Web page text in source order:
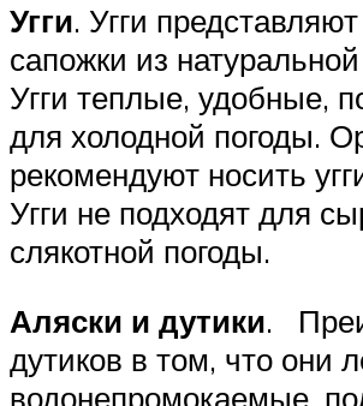
Угги. Угги
сапожки из
Угги теплые, удобные,
для холодной погоды.
рекомендуют носить
Угги не подходят для
слякотной погоды.
Аляски и дутики.
дутиков в том, что они
водонепромокаемые,